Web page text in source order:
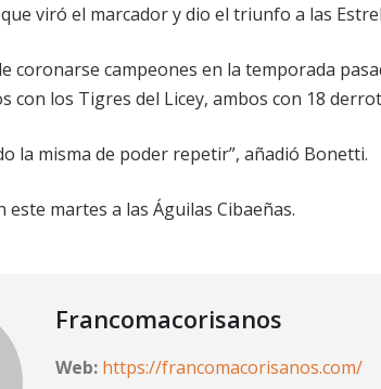
viró el marcador y dio el triunfo a las
coronarse campeones en la temporada
con los Tigres del Licey, ambos con 18
la misma de poder repetir”, añadió Bonetti.
este martes a las Águilas Cibaeñas.
Francomacorisanos
Web: https://francomacorisanos.com/